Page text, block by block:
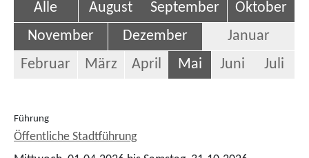
Alle August September
Oktober
November
Dezember
Januar
Februar
März April Mai Juni Juli
Führung
Öffentliche Stadtführung